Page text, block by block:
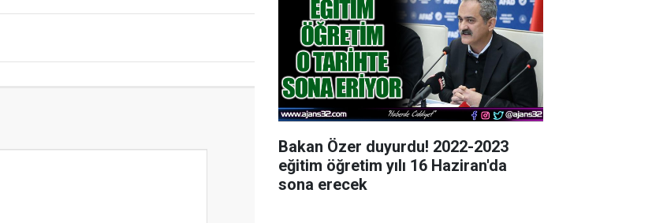
Bakan Özer duyurdu! 2022-2023
eğitim öğretim yılı 16 Haziran'da
sona erecek